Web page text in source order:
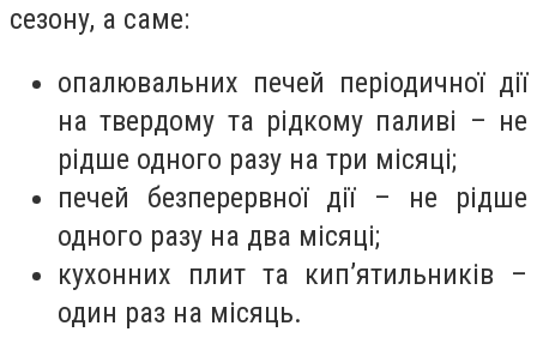
сезону, а саме:
опалювальних печей періодичної дії
на твердому та рідкому паливі – не
рідше одного разу на три місяці;
печей безперервної дії – не рідше
одного разу на два місяці;
кухонних плит та кип’ятильників –
один раз на місяць.